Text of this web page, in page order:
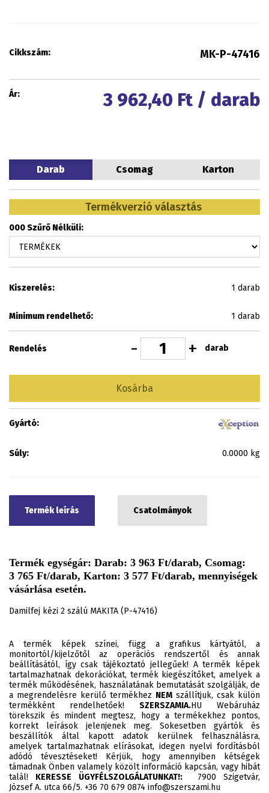
Cikkszám: MK-P-47416
Ár: 3 962,40 Ft / darab
Darab Csomag Karton
Termékverzió választás
000 Szűrő Nélküli:
Kiszerelés: 1 darab
Minimum rendelhető: 1 darab
Rendelés - + darab
Kosárba
Gyártó:
Súly: 0.0000 kg
Termék leírás Csatolmányok
Termék egységár: Darab: 3 963 Ft/darab, Csomag:
3 765 Ft/darab, Karton: 3 577 Ft/darab, mennyiségek
vásárlása esetén.
Damilfej kézi 2 szálú MAKITA (P-47416)
A termék képek színei, függ a grafikus kártyától, a
monitortól/kijelzőtől az operációs rendszertől és annak
beállításától, így csak tájékoztató jellegűek! A termék képek
tartalmazhatnak dekorációkat, termék kiegészítőket, amelyek a
termék működésének, használatának bemutatását szolgálják, de
a megrendelésre kerülő termékhez NEM szállítjuk, csak külön
termékként rendelhetőek! SZERSZAMIA.HU Webáruház
törekszik és mindent megtesz, hogy a termékekhez pontos,
korrekt leírások jelenjenek meg. Sokesetben gyártók és
beszállítók által kapott adatok kerülnek felhasználásra,
amelyek tartalmazhatnak elírásokat, idegen nyelvi fordításból
adódó tévesztéseket! Kérjük, hogy amennyiben kétségek
támadnak Önben valamely közölt információ kapcsán, vagy hibát
talál! KERESSE ÜGYFÉLSZOLGÁLATUNKAT!:7900 Szigetvár,
József A. utca 66/5. +36 70 679 0874 info@szerszami.hu